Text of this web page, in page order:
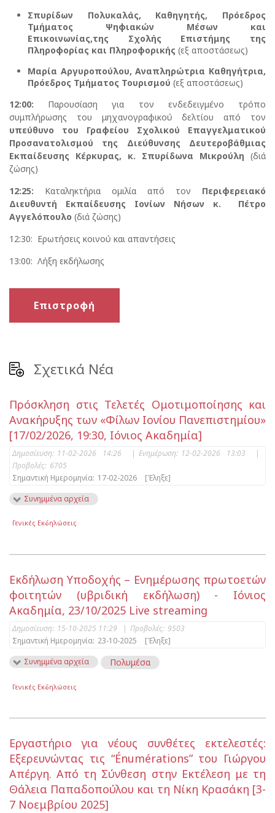
Σπυρίδων Πολυκαλάς, Καθηγητής, Πρόεδρος
Τμήματος Ψηφιακών Μέσων και
Επικοινωνίας,της
Σχολής Επιστήμης της
Πληροφορίας και Πληροφορικής (εξ αποστάσεως)
Μαρία Αργυροπούλου, Αναπληρώτρια Καθηγήτρια,
Πρόεδρος Τμήματος Τουρισμού (εξ αποστάσεως)
12:00: Παρουσίαση για τον ενδεδειγμένο τρόπο
συμπλήρωσης του μηχανογραφικού δελτίου από τον
υπεύθυνο του Γραφείου Σχολικού Επαγγελματικού
Προσανατολισμού της Διεύθυνσης Δευτεροβάθμιας
Εκπαίδευσης Κέρκυρας, κ. Σπυρίδωνα Μικρούλη (διά
ζώσης)
12:25: Καταληκτήρια ομιλία από τον Περιφερειακό
Διευθυντή Εκπαίδευσης Ιονίων Νήσων κ. Πέτρο
Αγγελόπουλο (διά ζώσης)
12:30: Ερωτήσεις κοινού και απαντήσεις
13:00: Λήξη εκδήλωσης
Επιστροφή
Σχετικά Νέα
Πρόσκληση στις Τελετές Ομοτιμοποίησης και
Ανακήρυξης των «Φίλων Ιονίου Πανεπιστημίου»
[17/02/2026, 19:30, Ιόνιος Ακαδημία]
Δημοσίευση: 11-02-2026 14:26 | Ενημέρωση: 12-02-2026 13:03
|
Προβολές: 6705
Σημαντική Ημερομηνία: 17-02-2026
[Έληξε]
Συνημμένα αρχεία
Γενικές Εκδηλώσεις
Εκδήλωση Υποδοχής – Ενημέρωσης πρωτοετών
φοιτητών (υβριδική εκδήλωση) - Ιόνιος
Ακαδημία, 23/10/2025 Live streaming
Δημοσίευση: 15-10-2025 11:29 | Προβολές: 9503
Σημαντική Ημερομηνία: 23-10-2025
[Έληξε]
Συνημμένα αρχεία
Πολυμέσα
Γενικές Εκδηλώσεις
Εργαστήριο για νέους συνθέτες εκτελεστές:
Εξερευνώντας τις “Énumérations” του Γιώργου
Απέργη. Από τη Σύνθεση στην Εκτέλεση με τη
Θάλεια Παπαδοπούλου και τη Νίκη Κρασάκη [3-
7 Νοεμβρίου 2025]